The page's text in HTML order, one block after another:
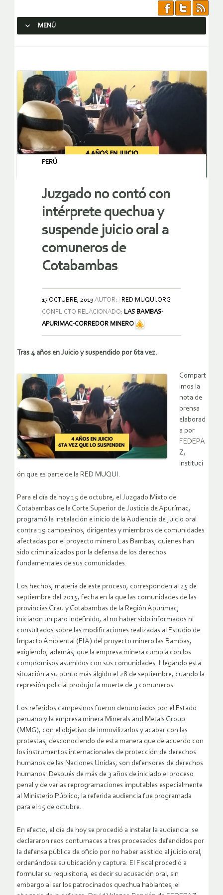
MENÚ
PERÚ
Juzgado no contó con
intérprete quechua y
suspende juicio oral a
comuneros de
Cotabambas
17 OCTUBRE, 2019 AUTOR:
RED MUQUI.ORG
CONFLICTO RELACIONADO: LAS BAMBAS-
APURIMAC-CORREDOR MINERO
Tras 4 años en Juicio y suspendido por 6ta vez.
Compart
imos la
nota de
prensa
elaborad
a por
FEDEPA
Z,
instituci
ón que es parte de la RED MUQUI.
Para el día de hoy 15 de octubre, el Juzgado Mixto de
Cotabambas de la Corte Superior de Justicia de Apurímac,
programó la instalación e inicio de la Audiencia de juicio oral
contra 19 campesinos, dirigentes y miembros de comunidades
afectadas por el proyecto minero Las Bambas, quienes han
sido criminalizados por la defensa de los derechos
fundamentales de sus comunidades.
Los hechos, materia de este proceso, corresponden al 25 de
septiembre del 2015, fecha en la que las comunidades de las
provincias Grau y Cotabambas de la Región Apurímac,
iniciaron un paro indefinido, al no haber sido informados ni
consultados sobre las modificaciones realizadas al Estudio de
Impacto Ambiental (EIA) del proyecto minero las Bambas,
exigiendo, además, que la empresa minera cumpla con los
compromisos asumidos con sus comunidades. Llegando esta
situación a su punto más álgido el 28 de septiembre, cuando la
represión policial produjo la muerte de 3 comuneros.
Los referidos campesinos fueron denunciados por el Estado
peruano y la empresa minera Minerals and Metals Group
(MMG), con el objetivo de inmovilizarlos y acabar con las
protestas, desconociendo de esta manera que de acuerdo con
los instrumentos internacionales de protección de derechos
humanos de las Naciones Unidas; son defensores de derechos
humanos. Después de más de 3 años de iniciado el proceso
penal y de varias reprogramaciones imputables especialmente
al Ministerio Público; la referida audiencia fue programada
para el 15 de octubre.
En efecto, el día de hoy se procedió a instalar la audiencia: se
declararon reos contumaces a tres procesados defendidos por
la defensa pública de oficio por no haber asistido al juicio oral,
ordenándose su ubicación y captura. El Fiscal procedió a
formular su requisitoria, es decir su acusación oral, sin
embargo al ser los patrocinados quechua hablantes, el